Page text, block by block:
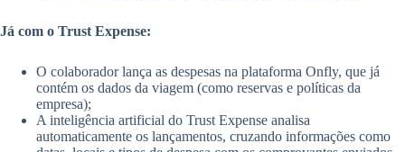
Já com o Trust Expense:
O colaborador lança as despesas na plataforma Onfly, que já
contém os dados da viagem (como reservas e políticas da
empresa);
A inteligência artificial do Trust Expense analisa
automaticamente os lançamentos, cruzando informações como